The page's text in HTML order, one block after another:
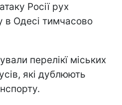
Росії рух
в Одесі тимчасово
перелікї міських
які дублюють